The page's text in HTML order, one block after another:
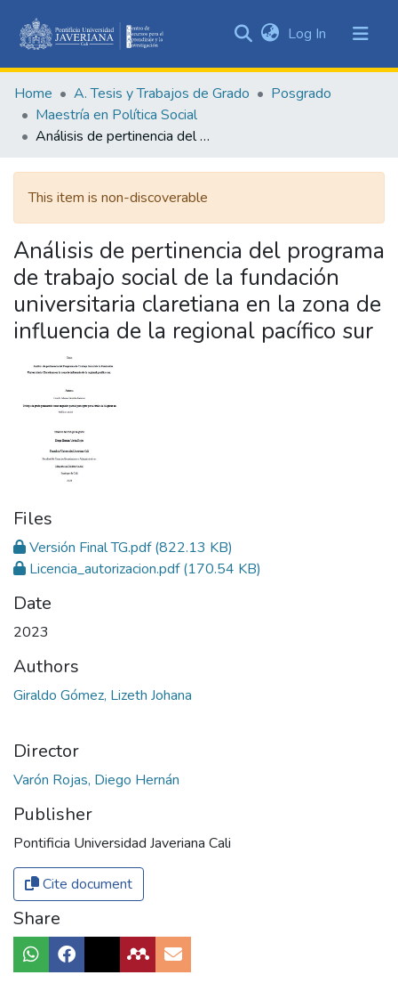
&
Collections
Statistics
Log In (current)
Home A. Tesis y Trabajos de Grado
Posgrado
Maestría en Política Social
Análisis de pertinencia del programa de trabajo social de la fundación universitaria claretiana en la zona de influencia de la regional pacífico sur
This item is non-discoverable
Análisis de pertinencia del programa
de trabajo social de la fundación
universitaria claretiana en la zona de
influencia de la regional pacífico sur
Files
Versión Final TG.pdf(822.13 KB)
Licencia_autorizacion.pdf(170.54 KB)
Date
2023
Authors
Giraldo Gómez, Lizeth Johana
Director
Varón Rojas, Diego Hernán
Publisher
Pontificia Universidad Javeriana Cali
Cite document
Share